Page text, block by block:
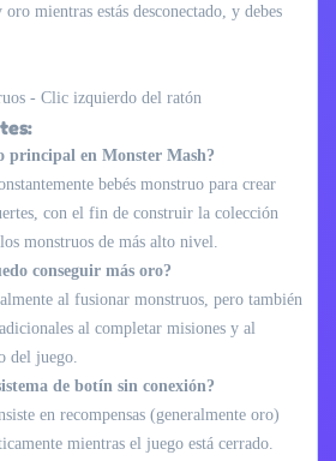
mientras estás desconectado, y debes
- Clic izquierdo del ratón
principal en Monster Mash?
bebés monstruo para crear
con el fin de construir la colección
monstruos de más alto nivel.
conseguir más oro?
al fusionar monstruos, pero también
al completar misiones y al
del juego.
de botín sin conexión?
en recompensas (generalmente oro)
mientras el juego está cerrado.